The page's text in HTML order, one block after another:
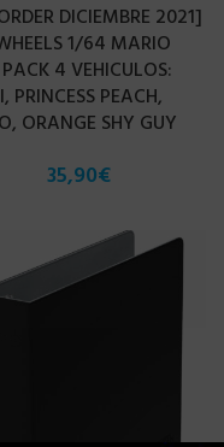
DICIEMBRE 2021]
1/64 MARIO
4 VEHICULOS:
PRINCESS PEACH,
ORANGE SHY GUY
35,90€